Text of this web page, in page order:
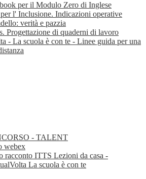
per il Modulo Zero di Inglese
l' Inclusione. Indicazioni operative
verità e pazzia
Progettazione di quaderni di lavoro
- La scuola è con te - Linee guida per una
- TALENT
webex
racconto ITTS Lezioni da casa -
La scuola è con te